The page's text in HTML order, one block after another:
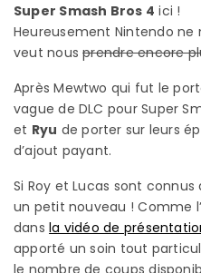
Super Smash Bros 4 ici !
Heureusement Nintendo ne
veut nousprendre encore
Après Mewtwo qui fut le
vague de DLC pour Super
et Ryu de porter sur leurs
d’ajout payant.
Si Roy et Lucas sont connus
un petit nouveau ! Comme
dansla vidéo de
apporté un soin tout
le nombre de coups